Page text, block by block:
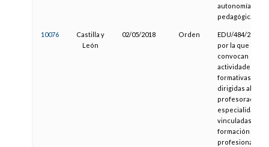
autonomía
pedagógica
10076
Castilla y
León
02/05/2018 Orden
EDU/484/2018,
por la que se
convocan
actividades
formativas
dirigidas al
profesorado de
especialidades
vinculadas a la
formación
profesional a